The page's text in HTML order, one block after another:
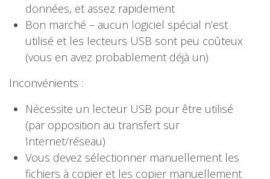
données, et assez rapidement
Bon marché – aucun logiciel spécial n’est
utilisé et les lecteurs USB sont peu coûteux
(vous en avez probablement déjà un)
Inconvénients :
Nécessite un lecteur USB pour être utilisé
(par opposition au transfert sur
Internet/réseau)
Vous devez sélectionner manuellement les
fichiers à copier et les copier manuellement